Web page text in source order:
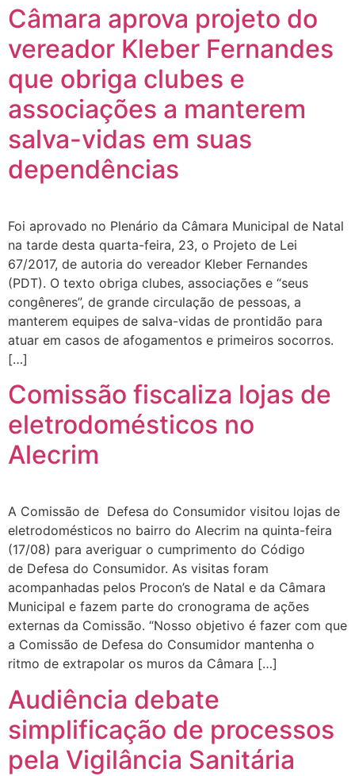
Câmara aprova projeto do
vereador Kleber Fernandes
que obriga clubes e
associações a manterem
salva-vidas em suas
dependências
Foi aprovado no Plenário da Câmara Municipal de Natal
na tarde desta quarta-feira, 23, o Projeto de Lei
67/2017, de autoria do vereador Kleber Fernandes
(PDT). O texto obriga clubes, associações e “seus
congêneres”, de grande circulação de pessoas, a
manterem equipes de salva-vidas de prontidão para
atuar em casos de afogamentos e primeiros socorros.
[…]
Comissão fiscaliza lojas de
eletrodomésticos no
Alecrim
A Comissão de Defesa do Consumidor visitou lojas de
eletrodomésticos no bairro do Alecrim na quinta-feira
(17/08) para averiguar o cumprimento do Código
de Defesa do Consumidor. As visitas foram
acompanhadas pelos Procon’s de Natal e da Câmara
Municipal e fazem parte do cronograma de ações
externas da Comissão. “Nosso objetivo é fazer com que
a Comissão de Defesa do Consumidor mantenha o
ritmo de extrapolar os muros da Câmara […]
Audiência debate
simplificação de processos
pela Vigilância Sanitária